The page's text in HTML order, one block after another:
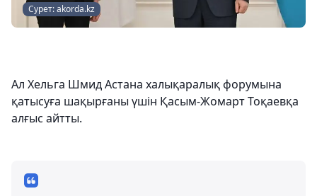
Сурет: akorda.kz
Ал Хельга Шмид Астана халықаралық форумына
қатысуға шақырғаны үшін Қасым-Жомарт Тоқаевқа
алғыс айтты.